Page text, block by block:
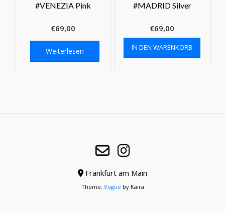
#VENEZIA Pink
€69,00
Weiterlesen
#MADRID Silver
€69,00
IN DEN WARENKORB
Frankfurt am Main
Theme: Vogue by Kaira